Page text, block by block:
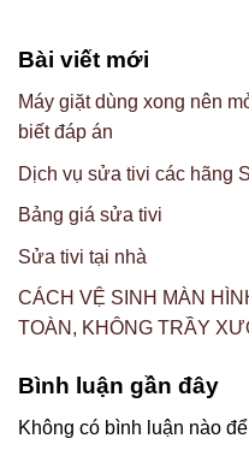
Bài viết mới
Máy giặt dùng xong nên
biết đáp án
Dịch vụ sửa tivi các hãng
Bảng giá sửa tivi
Sửa tivi tại nhà
CÁCH VỆ SINH MÀN
TOÀN, KHÔNG TRẦY
Bình luận gần đây
Không có bình luận nào